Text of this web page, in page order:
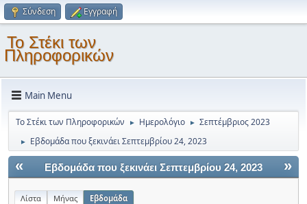
Σύνδεση Εγγραφή
Το Στέκι των
Πληροφορικών
Main Menu
Το Στέκι των Πληροφορικών ► Ημερολόγιο ► Σεπτέμβριος 2023
► Εβδομάδα που ξεκινάει Σεπτεμβρίου 24, 2023
« »
Εβδομάδα που ξεκινάει Σεπτεμβρίου 24, 2023
Λίστα Μήνας Εβδομάδα